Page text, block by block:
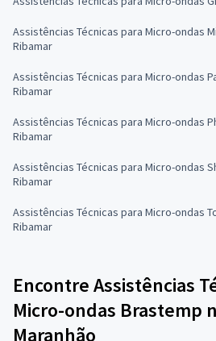
Assistências Técnicas para Micro-ondas
Ribamar
Assistências Técnicas para Micro-ondas
Ribamar
Assistências Técnicas para Micro-ondas
Ribamar
Assistências Técnicas para Micro-ondas
Ribamar
Assistências Técnicas para Micro-ondas
Ribamar
Encontre Assistências
Micro-ondas Brastemp
Maranhão